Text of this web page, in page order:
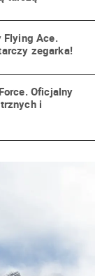
Flying Ace.
zegarka!
Oficjalny
i